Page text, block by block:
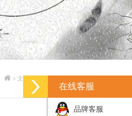
> 文案策划_专业文案策划公司
在线客服
品牌客服